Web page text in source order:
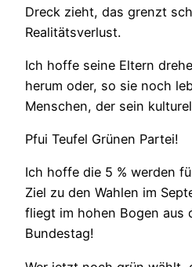
Dreck zieht, das grenzt
Realitätsverlust.
Ich hoffe seine Eltern
herum oder, so sie noch
Menschen, der sein
Pfui Teufel Grünen Partei!
Ich hoffe die 5 % werden
Ziel zu den Wahlen im
fliegt im hohen Bogen aus
Bundestag!